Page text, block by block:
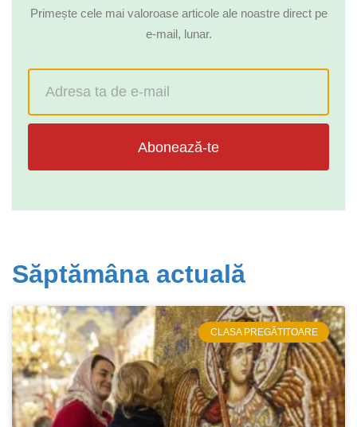
Primește cele mai valoroase articole ale noastre direct pe
e-mail, lunar.
Abonează-te
Săptămâna actuală
CLASA PREGĂTITOARE